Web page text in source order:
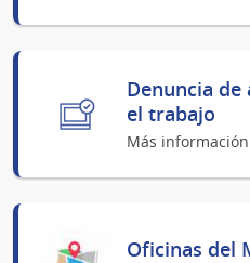
Denuncia de
el trabajo
Más
Oficinas del